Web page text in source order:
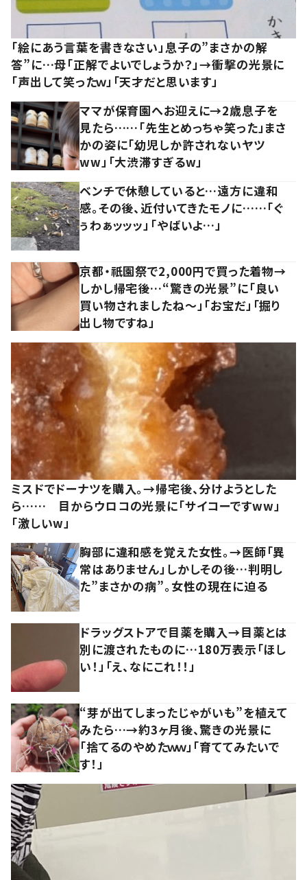
「絵にあう言葉を書きなさい」息子の”まさかの解
答”に…母「正解でよいでしょうか？」→衝撃の光景に
「声出して笑ったｗ」「天才だと思います」
ママが保育園へお迎えに→2歳息子を
見たら……「先生とめっちゃ笑った」まさ
かの姿に「幼児しか許されないヤツ
ww」「大渋滞すぎるw」
ベンチで休憩していると…遠方に違和
感。その後、近付いてきたモノに……「ぐ
ぅわぁッッッ」「やばいよ…」
京都・祇園祭で2,000円で買った着物→
しかし帰宅後…“驚きの光景”に「良い
買い物されましたね～」「お宝だ」「掘り
出し物ですね」
ミスドでドーナツを購入。→帰宅後、分けようとした
ら…… 目からウロコの光景に「サイコーですww」
「激しいw」
胸部に違和感を覚えた女性。→医師「異
常はありません」しかしその後…判明し
た”まさかの病”。女性の現在に迫る
ドラッグストアで目薬を購入→目薬とは
別に渡されたものに…180万表示「ほし
い！」「え、なにこれ！！」
“芽が出てしまったじゃがいも”を植えて
みたら…→約3ヶ月後、驚きの光景に
「捨てるのやめたｗｗ」「育ててみたいで
す！」